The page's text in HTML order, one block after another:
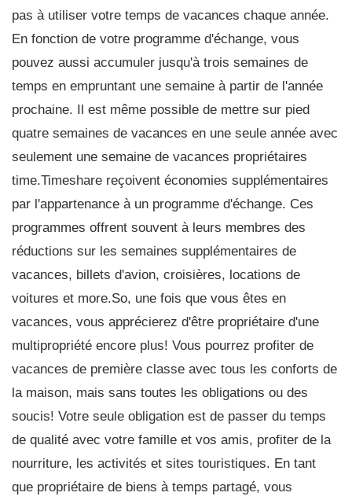
pas à utiliser votre temps de vacances chaque année.
En fonction de votre programme d'échange, vous
pouvez aussi accumuler jusqu'à trois semaines de
temps en empruntant une semaine à partir de l'année
prochaine. Il est même possible de mettre sur pied
quatre semaines de vacances en une seule année avec
seulement une semaine de vacances propriétaires
time.Timeshare reçoivent économies supplémentaires
par l'appartenance à un programme d'échange. Ces
programmes offrent souvent à leurs membres des
réductions sur les semaines supplémentaires de
vacances, billets d'avion, croisières, locations de
voitures et more.So, une fois que vous êtes en
vacances, vous apprécierez d'être propriétaire d'une
multipropriété encore plus! Vous pourrez profiter de
vacances de première classe avec tous les conforts de
la maison, mais sans toutes les obligations ou des
soucis! Votre seule obligation est de passer du temps
de qualité avec votre famille et vos amis, profiter de la
nourriture, les activités et sites touristiques. En tant
que propriétaire de biens à temps partagé, vous